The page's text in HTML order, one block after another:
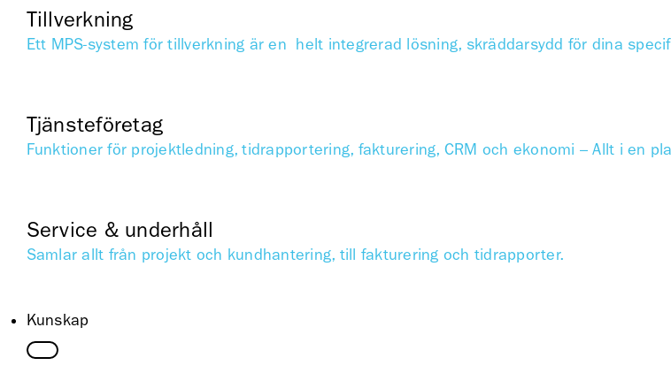
Tillverkning
Ett MPS-system för tillverkning är en helt integrerad lösning, skräddarsydd för dina
Tjänsteföretag
Funktioner för projektledning, tidrapportering, fakturering, CRM och ekonomi – Allt i en
Service & underhåll
Samlar allt från projekt och kundhantering, till fakturering och tidrapporter.
Kunskap